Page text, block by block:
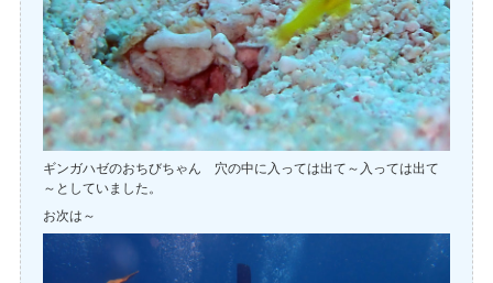
ギンガハゼのおちびちゃん 穴の中に入っては出て～入っては出て
～としていました。
お次は～